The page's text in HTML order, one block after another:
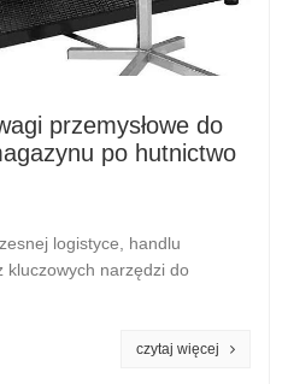
przemysłowe do
po hutnictwo
logistyce, handlu
kluczowych narzędzi do